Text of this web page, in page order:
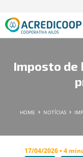
Imposto de
HOME NOTÍCIAS
17/04/2026 • 4